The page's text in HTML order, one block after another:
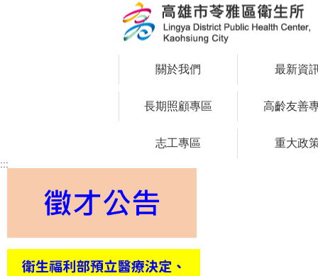
關於我們 最新資
長期照顧專區 高齡友善
志工專區 重大政
:::